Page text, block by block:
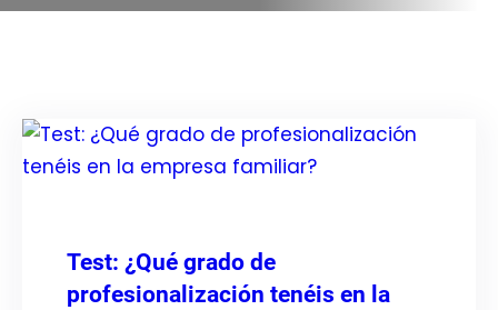
Test: ¿Qué grado de
profesionalización tenéis en la